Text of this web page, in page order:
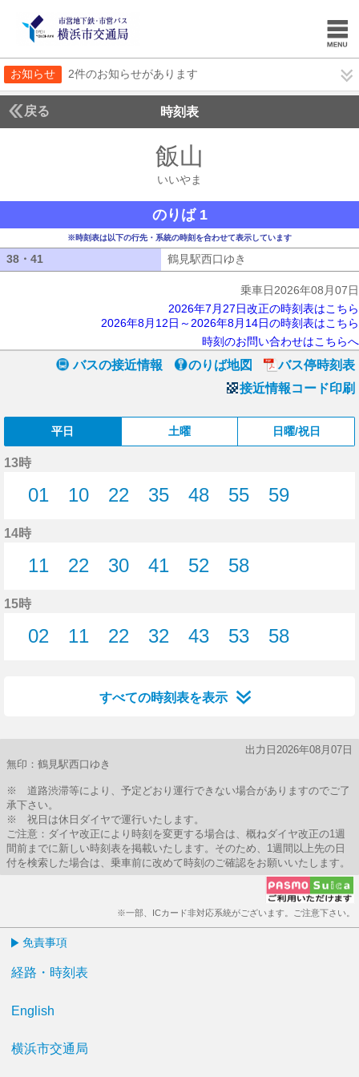
お知らせ 2件のお知らせがあります
戻る 時刻表
飯山
いいやま
のりば 1
※時刻表は以下の行先・系統の時刻を合わせて表示しています
38・41 鶴見駅西口ゆき
乗車日2026年08月07日
2026年7月27日改正の時刻表はこちら
2026年8月12日～2026年8月14日の時刻表はこちら
時刻のお問い合わせはこちらへ
バスの接近情報 のりば地図
バス停時刻表
接近情報コード印刷
平日 土曜 日曜/祝日
13時
01
10
22
35
48
55
59
14時
11
22
30
41
52
58
15時
02
11
22
32
43
53
58
すべての時刻表を表示
出力日2026年08月07日
無印：鶴見駅西口ゆき
※ 道路渋滞等により、予定どおり運行できない場合がありますのでご了
承下さい。
※ 祝日は休日ダイヤで運行いたします。
ご注意：ダイヤ改正により時刻を変更する場合は、概ねダイヤ改正の1週
間前までに新しい時刻表を掲載いたします。そのため、1週間以上先の日
付を検索した場合は、乗車前に改めて時刻のご確認をお願いいたします。
※一部、ICカード非対応系統がございます。ご注意下さい。
免責事項
経路・時刻表
English
横浜市交通局